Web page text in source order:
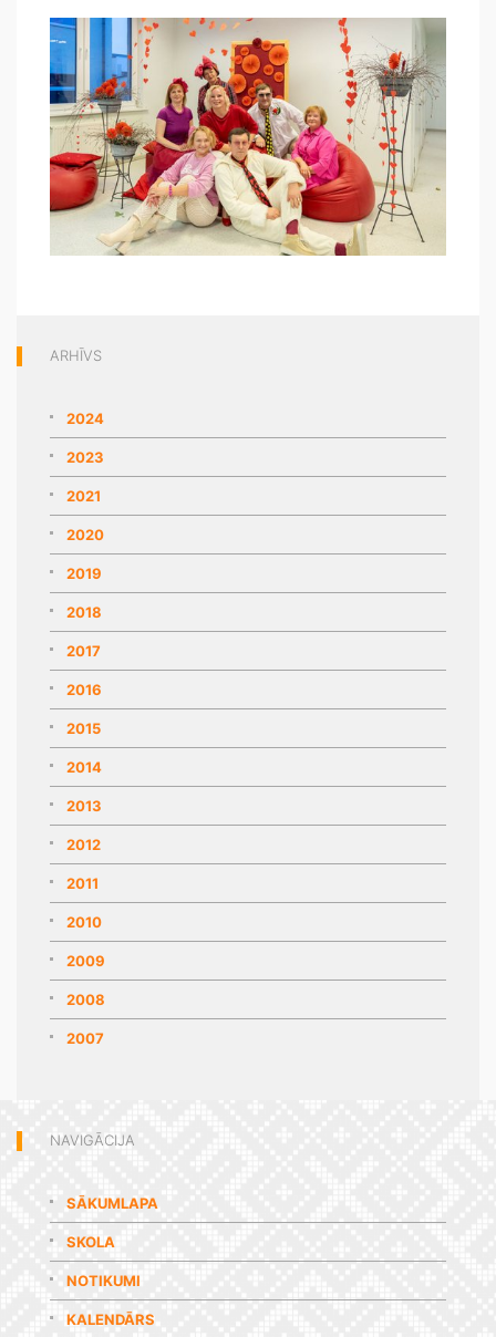
ARHĪVS
2024
2023
2021
2020
2019
2018
2017
2016
2015
2014
2013
2012
2011
2010
2009
2008
2007
NAVIGĀCIJA
SĀKUMLAPA
SKOLA
NOTIKUMI
KALENDĀRS